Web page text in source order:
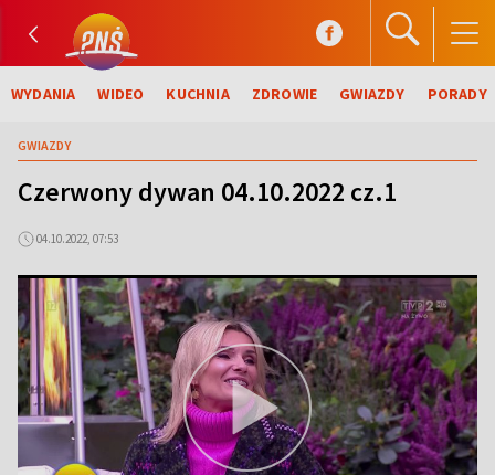
WYDANIA WIDEO KUCHNIA ZDROWIE GWIAZDY PORADY
GWIAZDY
Czerwony dywan 04.10.2022 cz.1
04.10.2022, 07:53